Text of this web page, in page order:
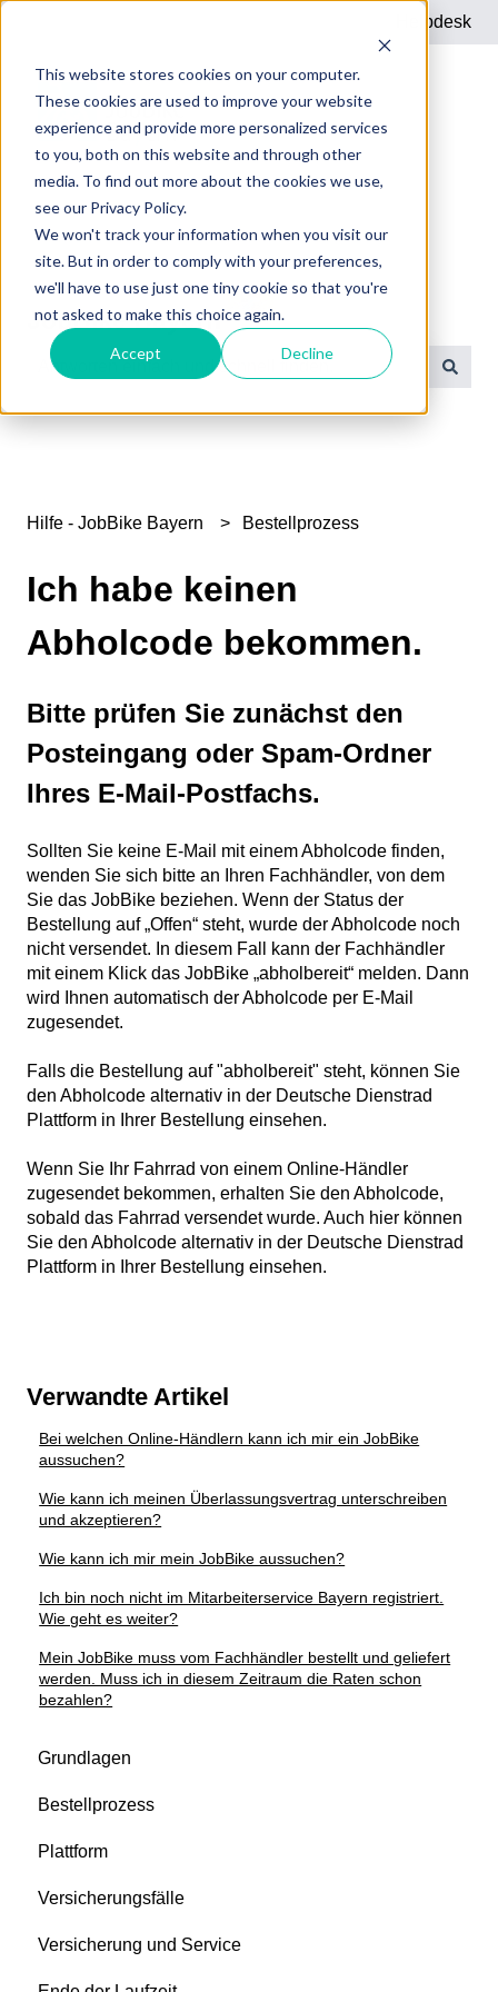
This website stores cookies on your computer.
These cookies are used to improve your website
experience and provide more personalized services
to you, both on this website and through other
media. To find out more about the cookies we use,
see our Privacy Policy.
We won't track your information when you visit our
site. But in order to comply with your preferences,
we'll have to use just one tiny cookie so that you're
not asked to make this choice again.
Accept Decline
Helpdesk
JobBike Bayern
Hilfe - JobBike Bayern Bestellprozess
Ich habe keinen
Abholcode bekommen.
Bitte prüfen Sie zunächst den
Posteingang oder Spam-Ordner
Ihres E-Mail-Postfachs.
Sollten Sie keine E-Mail mit einem Abholcode finden,
wenden Sie sich bitte an Ihren Fachhändler, von dem
Sie das JobBike beziehen. Wenn der Status der
Bestellung auf „Offen“ steht, wurde der Abholcode noch
nicht versendet. In diesem Fall kann der Fachhändler
mit einem Klick das JobBike „abholbereit“ melden. Dann
wird Ihnen automatisch der Abholcode per E-Mail
zugesendet.
Falls die Bestellung auf "abholbereit" steht, können Sie
den Abholcode alternativ in der Deutsche Dienstrad
Plattform in Ihrer Bestellung einsehen.
Wenn Sie Ihr Fahrrad von einem Online-Händler
zugesendet bekommen, erhalten Sie den Abholcode,
sobald das Fahrrad versendet wurde. Auch hier können
Sie den Abholcode alternativ in der Deutsche Dienstrad
Plattform in Ihrer Bestellung einsehen.
Verwandte Artikel
Bei welchen Online-Händlern kann ich mir ein JobBike
aussuchen?
Wie kann ich meinen Überlassungsvertrag unterschreiben
und akzeptieren?
Wie kann ich mir mein JobBike aussuchen?
Ich bin noch nicht im Mitarbeiterservice Bayern registriert.
Wie geht es weiter?
Mein JobBike muss vom Fachhändler bestellt und geliefert
werden. Muss ich in diesem Zeitraum die Raten schon
bezahlen?
Grundlagen
Bestellprozess
Plattform
Versicherungsfälle
Versicherung und Service